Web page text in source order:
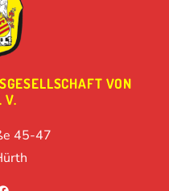
VON
V.
45-47